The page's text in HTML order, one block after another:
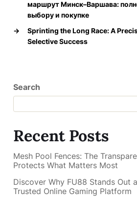
маршрут Минск–Варшава:
выбору и покупке
→
Sprinting the Long Race: A
Selective Success
Search
Recent Posts
Mesh Pool Fences: The
Protects What Matters Most
Discover Why FU88 Stands Out
Trusted Online Gaming Platform